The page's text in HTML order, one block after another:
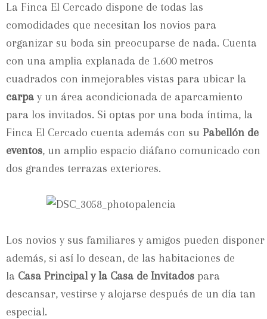
La Finca El Cercado dispone de todas las
comodidades que necesitan los novios para
organizar su boda sin preocuparse de nada. Cuenta
con una amplia explanada de 1.600 metros
cuadrados con inmejorables vistas para ubicar la
carpa y un área acondicionada de aparcamiento
para los invitados. Si optas por una boda íntima, la
Finca El Cercado cuenta además con su Pabellón de
eventos, un amplio espacio diáfano comunicado con
dos grandes terrazas exteriores.
Los novios y sus familiares y amigos pueden disponer
además, si así lo desean, de las habitaciones de
la Casa Principaly la Casa de Invitados para
descansar, vestirse y alojarse después de un día tan
especial.